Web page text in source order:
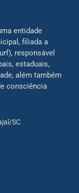
entidade
filiada a
responsável
estaduais,
além também
consciência
SC